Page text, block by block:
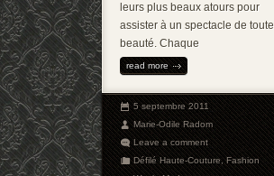
leurs plus beaux atours pour
assister à un spectacle de toute
beauté. Chaque
read more
5 septembre 2011
Marie-Odile Radom
Leave a comment
Défilé Haute-Couture,Fashion